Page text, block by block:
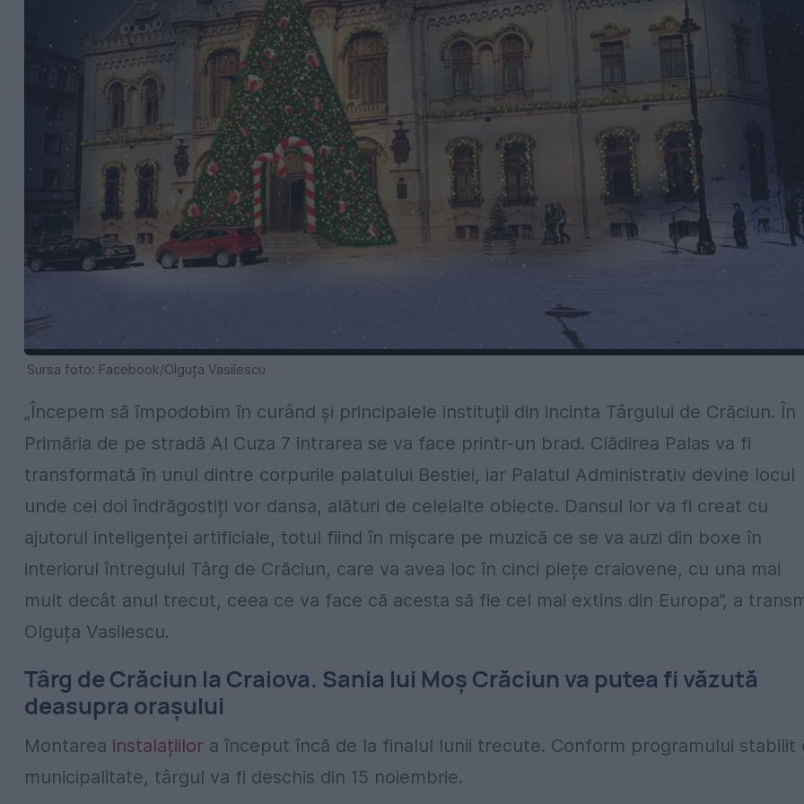
Sursa foto: Facebook/Olguța Vasilescu
„Începem să împodobim în curând și principalele instituții din incinta Târgului de Crăciun. În
Primăria de pe stradă AI Cuza 7 intrarea se va face printr-un brad. Clădirea Palas va fi
transformată în unul dintre corpurile palatului Bestiei, iar Palatul Administrativ devine locul
unde cei doi îndrăgostiți vor dansa, alături de celelalte obiecte. Dansul lor va fi creat cu
ajutorul inteligenței artificiale, totul fiind în mișcare pe muzică ce se va auzi din boxe în
interiorul întregului Târg de Crăciun, care va avea loc în cinci piețe craiovene, cu una mai
mult decât anul trecut, ceea ce va face că acesta să fie cel mai extins din Europa”, a
Olguța Vasilescu.
Târg de Crăciun la Craiova. Sania lui Moș Crăciun va putea fi văzută
deasupra orașului
Montarea instalațiilor a început încă de la finalul lunii trecute. Conform programului stabilit
municipalitate, târgul va fi deschis din 15 noiembrie.